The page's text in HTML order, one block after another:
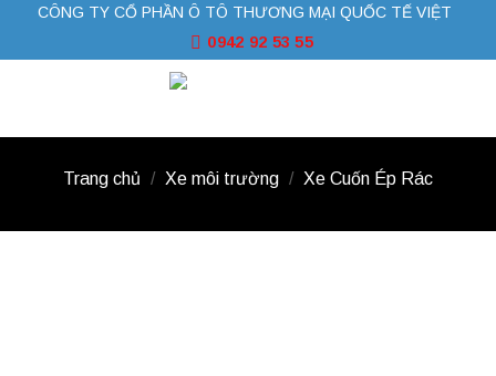
CÔNG TY CỔ PHẦN Ô TÔ THƯƠNG MẠI QUỐC TẾ VIỆT
0942 92 53 55
Trang chủ / Xe môi trường / Xe Cuốn Ép Rác